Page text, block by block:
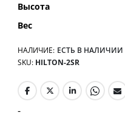
Высота
Вес
НАЛИЧИЕ: ЕСТЬ В НАЛИЧИИ
SKU HILTON-2SR
-